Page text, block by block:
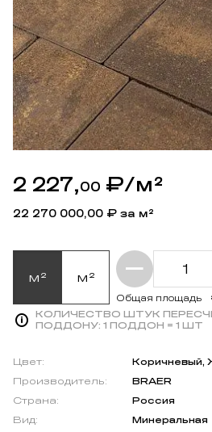
2 227,00 ₽/м²
22 270 000,00 ₽ за м²
м² м²
Общая площадь
КОЛИЧЕСТВО ШТУК
ПОДДОНУ: 1 ПОДДОН = 1 ШТ
Цвет:
Коричневый,
Производитель:
BRAER
Страна:
Россия
Вид:
Минеральная